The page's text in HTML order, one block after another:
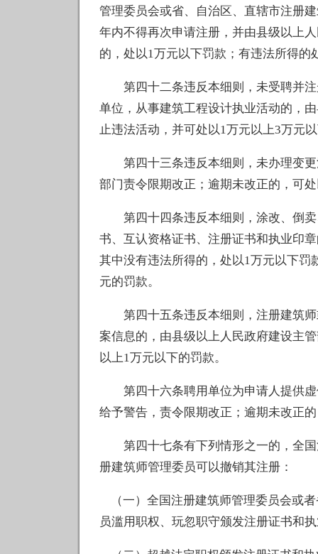
管理委员会或省、自治区、直辖市注册
年内不得再次申请注册，并由县级以上
的，处以1万元以下罚款；有违法所得
第四十二条违反本细则，未受聘并注
单位，从事建筑工程设计执业活动的，
止违法活动，并可处以1万元以上3万元
第四十三条违反本细则，未办理变更
部门责令限期改正；逾期未改正的，可
第四十四条违反本细则，涂改、倒卖
书、互认资格证书、注册证书和执业印
其中没有违法所得的，处以1万元以下
元的罚款。
第四十五条违反本细则，注册建筑师
案信息的，由县级以上人民政府建设主
以上1万元以下的罚款。
第四十六条聘用单位为申请人提供虚
给予警告，责令限期改正；逾期未改正
第四十七条有下列情形之一的，全国
册建筑师管理委员可以撤销其注册：
（一）全国注册建筑师管理委员会或
员滥用职权、玩忽职守颁发注册证书和